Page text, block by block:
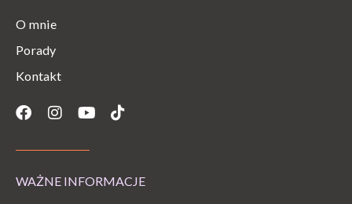
O mnie
Porady
Kontakt
Facebook
Instagram
YoutubeTiktok
WAŻNE INFORMACJE